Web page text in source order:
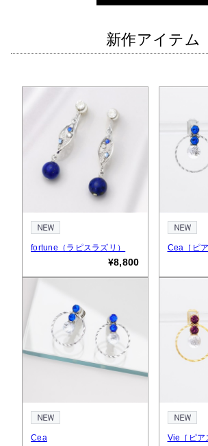
新作アイテム
fortune（ラピスラズリ）
¥8,800
Cea［ピア
Cea Vie［ピア